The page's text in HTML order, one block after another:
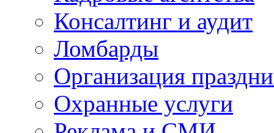
Консалтинг и аудит
Ломбарды
Организация
Охранные услуги